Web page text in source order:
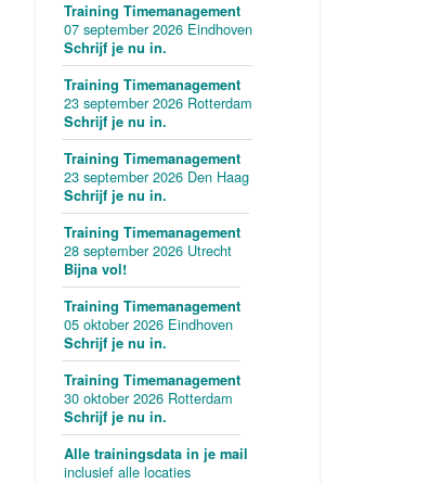
Training Timemanagement
07 september 2026 Eindhoven
Schrijf je nu in.
Training Timemanagement
23 september 2026 Rotterdam
Schrijf je nu in.
Training Timemanagement
23 september 2026 Den Haag
Schrijf je nu in.
Training Timemanagement
28 september 2026 Utrecht
Bijna vol!
Training Timemanagement
05 oktober 2026 Eindhoven
Schrijf je nu in.
Training Timemanagement
30 oktober 2026 Rotterdam
Schrijf je nu in.
Alle trainingsdata in je mail
inclusief alle locaties